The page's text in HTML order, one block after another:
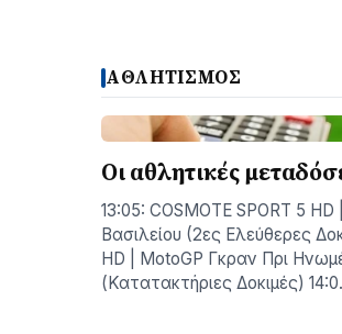
ΑΘΛΗΤΙΣΜΟΣ
Οι αθλητικές
13:05: COSMOTE SPORT 5
Βασιλείου (2ες Ελεύθερες
HD | MotoGP Γκραν Πρι
(Κατατακτήριες Δοκιμές)